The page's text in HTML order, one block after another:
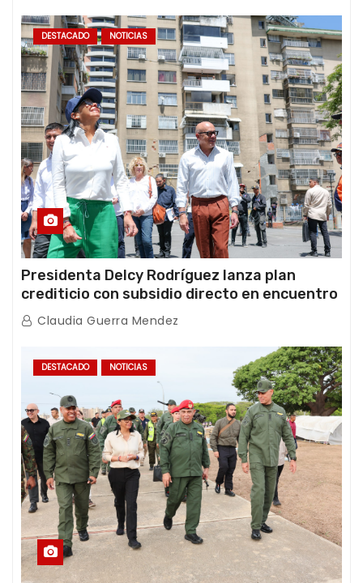
DESTACADO NOTICIAS
Presidenta Delcy Rodríguez lanza plan
crediticio con subsidio directo en encuentro
con Juntas de Condominio
Claudia Guerra Mendez
DESTACADO NOTICIAS